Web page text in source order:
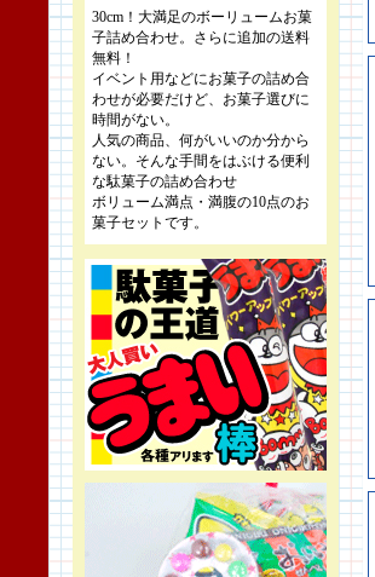
30cm！大満足のボーリュームお菓
子詰め合わせ。さらに追加の送料
無料！
イベント用などにお菓子の詰め合
わせが必要だけど、お菓子選びに
時間がない。
人気の商品、何がいいのか分から
ない。そんな手間をはぶける便利
な駄菓子の詰め合わせ
ボリューム満点・満腹の10点のお
菓子セットです。